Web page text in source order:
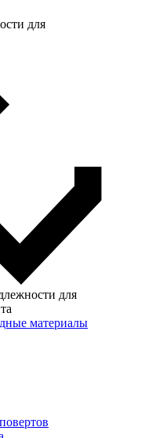
для
для
материалы